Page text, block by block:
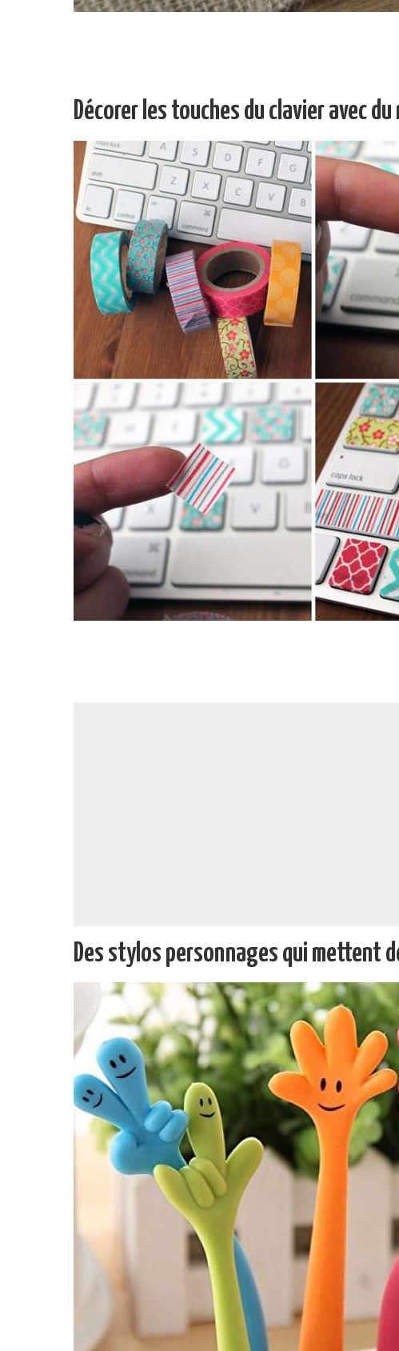
Décorer les touches du clavier avec
Des stylos personnages qui mettent